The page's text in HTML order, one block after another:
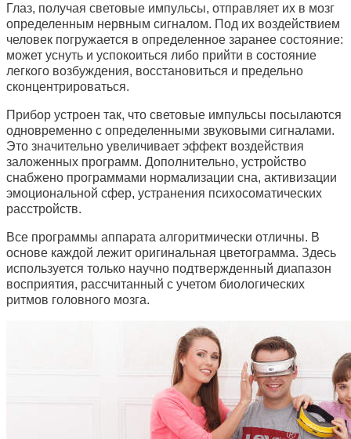
Глаз, получая световые импульсы, отправляет их в мозг
определенным нервным сигналом. Под их воздействием
человек погружается в определенное заранее состояние:
может уснуть и успокоиться либо прийти в состояние
легкого возбуждения, восстановиться и предельно
сконцентрироваться.
Прибор устроен так, что световые импульсы посылаются
одновременно с определенными звуковыми сигналами.
Это значительно увеличивает эффект воздействия
заложенных программ. Дополнительно, устройство
снабжено программами нормализации сна, активизации
эмоциональной сфер, устранения психосоматических
расстройств.
Все программы аппарата алгоритмически отличны. В
основе каждой лежит оригинальная цветограмма. Здесь
используется только научно подтвержденный диапазон
восприятия, рассчитанный с учетом биологических
ритмов головного мозга.